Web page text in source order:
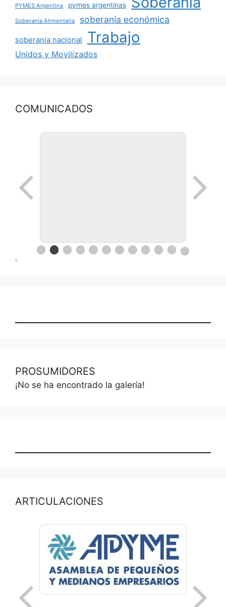
PYMES Argentina pymes argentinas
Soberanía Alimentaria soberanía económica
soberanía nacional Trabajo
Unidos y Movilizados
COMUNICADOS
PROSUMIDORES
¡No se ha encontrado la galería!
ARTICULACIONES